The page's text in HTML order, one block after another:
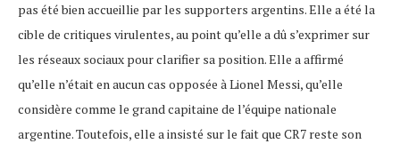
pas été bien accueillie par les supporters argentins. Elle a été la
cible de critiques virulentes, au point qu’elle a dû s’exprimer sur
les réseaux sociaux pour clarifier sa position. Elle a affirmé
qu’elle n’était en aucun cas opposée à Lionel Messi, qu’elle
considère comme le grand capitaine de l’équipe nationale
argentine. Toutefois, elle a insisté sur le fait que CR7 reste son